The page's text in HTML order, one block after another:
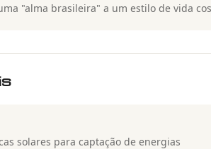
"alma brasileira" a um estilo de vida
solares para captação de energias